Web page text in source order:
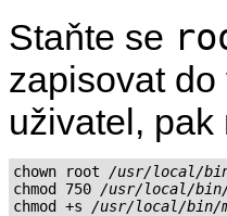
Staňte se
zapisovat
uživatel, pak
chown root /usr/local/
chmod 750 /usr/local/bin/
chmod +s /usr/local/bin/